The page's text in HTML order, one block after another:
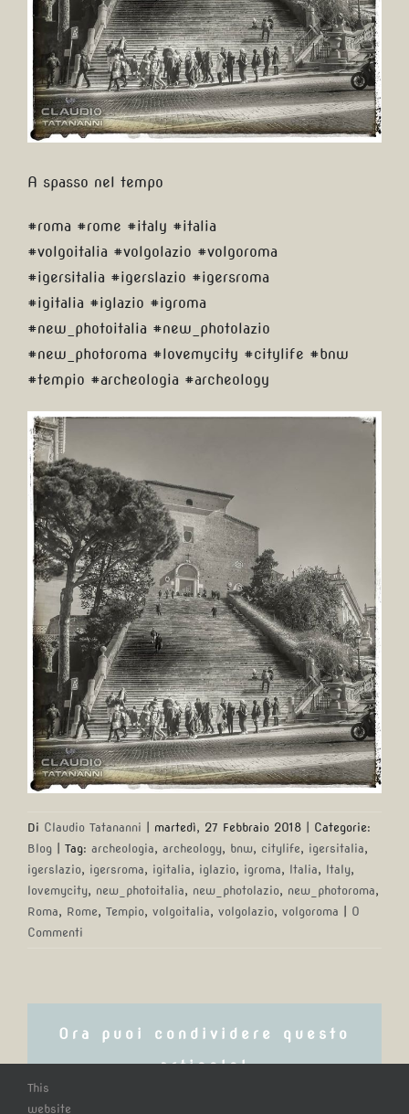
A spasso nel tempo
#roma #rome #italy #italia
#volgoitalia #volgolazio #volgoroma
#igersitalia #igerslazio #igersroma
#igitalia #iglazio #igroma
#new_photoitalia #new_photolazio
#new_photoroma #lovemycity #citylife #bnw
#tempio #archeologia #archeology
Di Claudio Tatananni martedì, 27 Febbraio 2018
Categorie:
Blog
Tag: archeologia, archeology, bnw, citylife, igersitalia,
igerslazio, igersroma, igitalia, iglazio, igroma, Italia, Italy,
lovemycity, new_photoitalia, new_photolazio, new_photoroma,
Roma, Rome, Tempio, volgoitalia, volgolazio, volgoroma
0
Commenti
Ora puoi condividere questo
articolo!
This
website